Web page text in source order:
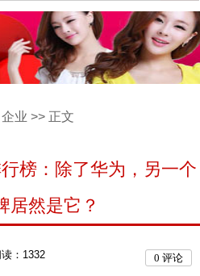
企业 >> 正文
榜：除了华为，另一个
居然是它？
读：1332 0 评论